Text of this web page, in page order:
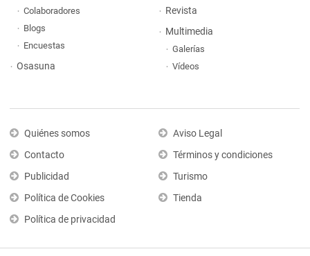
Colaboradores
Blogs
Encuestas
Osasuna
Revista
Multimedia
Galerías
Vídeos
Quiénes somos
Contacto
Publicidad
Política de Cookies
Política de privacidad
Aviso Legal
Términos y condiciones
Turismo
Tienda